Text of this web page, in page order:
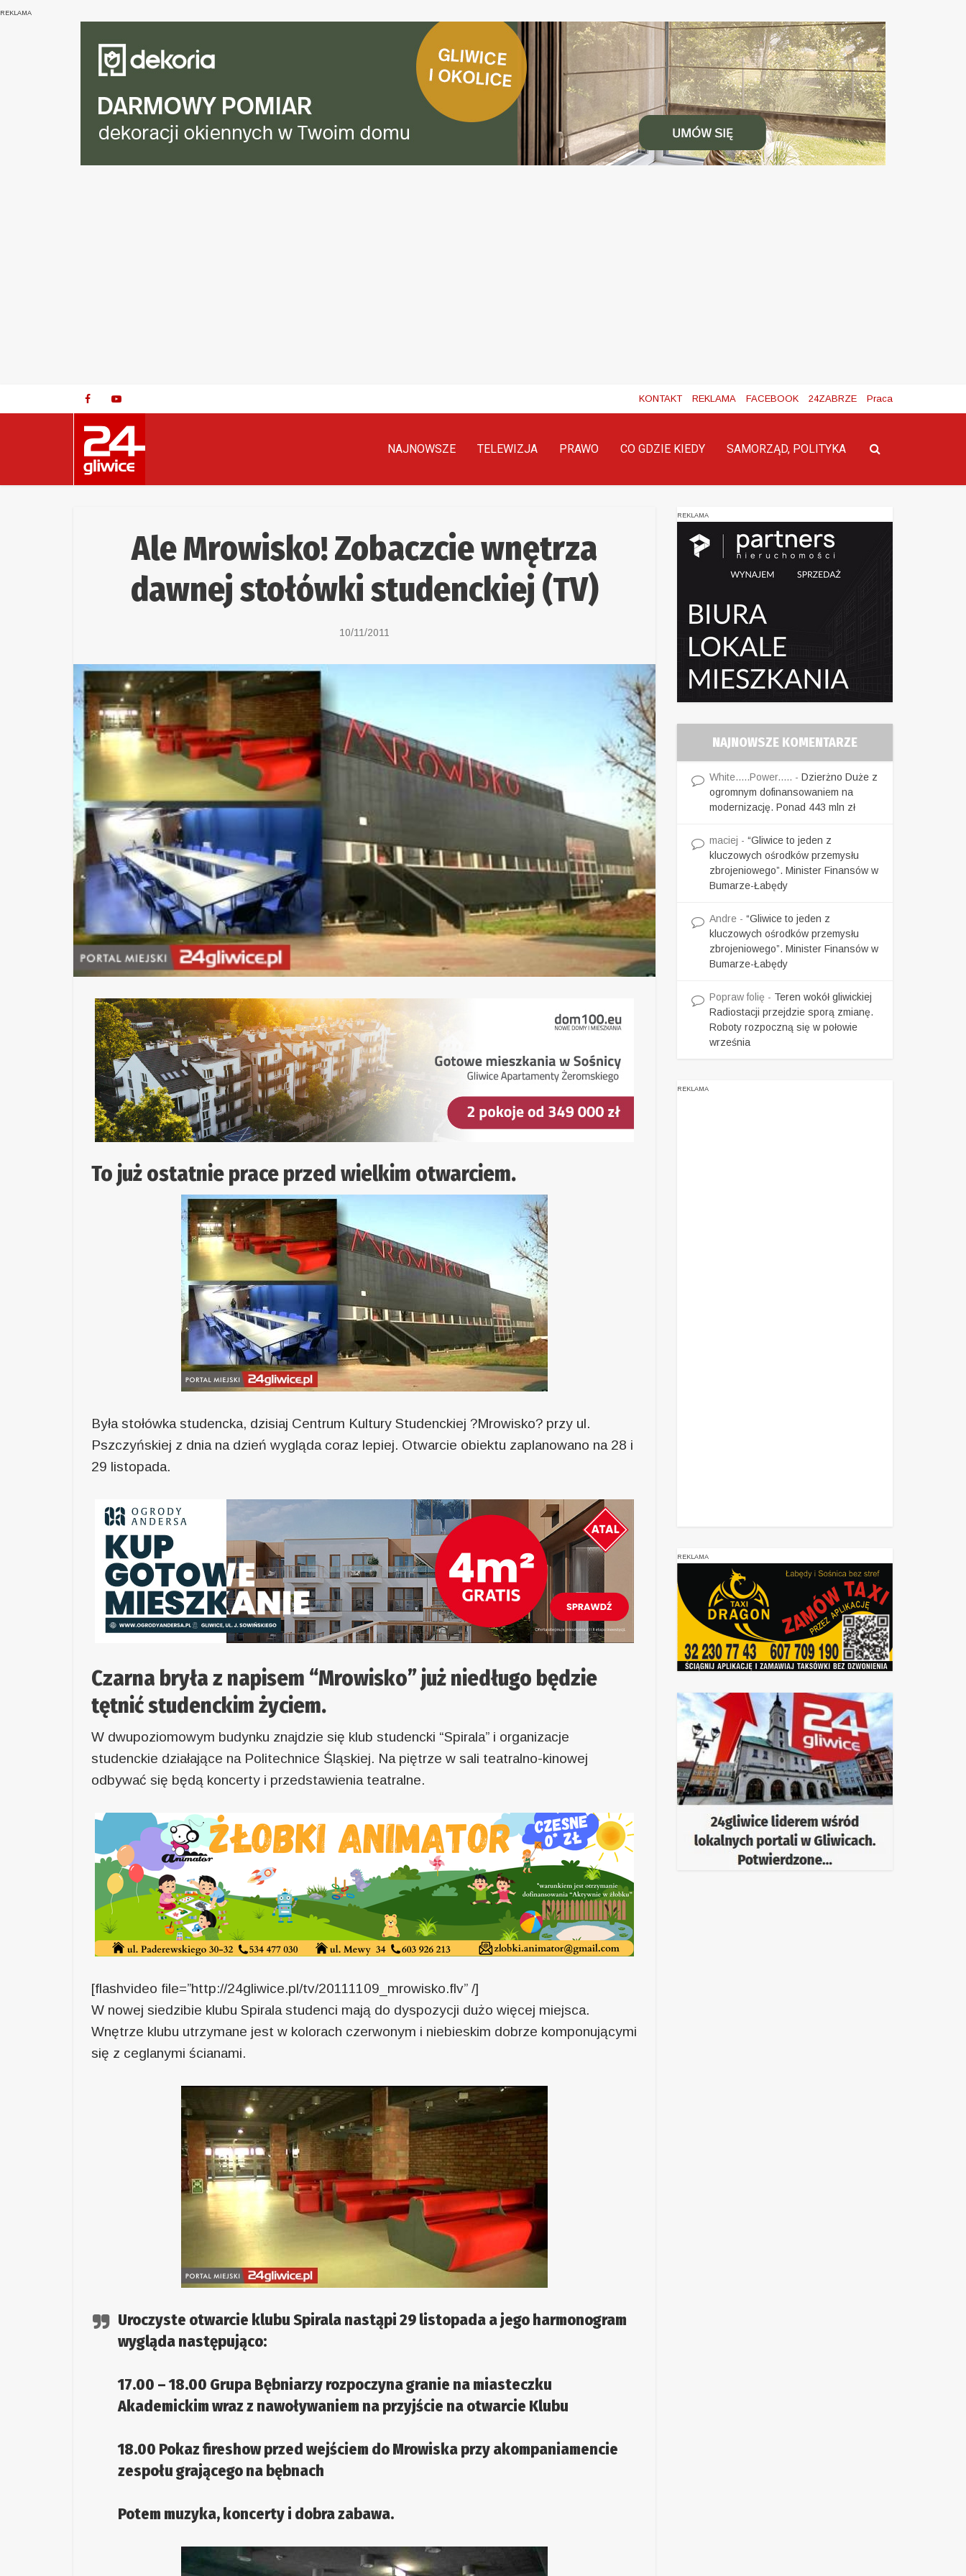
REKLAMA
KONTAKT REKLAMA FACEBOOK 24ZABRZE Praca
NAJNOWSZE TELEWIZJA PRAWO CO GDZIE KIEDY SAMORZĄD, POLITYKA
Ale Mrowisko! Zobaczcie wnętrza
dawnej stołówki studenckiej (TV)
10/11/2011
To już ostatnie prace przed wielkim otwarciem.
Była stołówka studencka, dzisiaj Centrum Kultury Studenckiej ?Mrowisko? przy ul.
Pszczyńskiej z dnia na dzień wygląda coraz lepiej. Otwarcie obiektu zaplanowano na 28 i
29 listopada.
Czarna bryła z napisem “Mrowisko” już niedługo będzie
tętnić studenckim życiem.
W dwupoziomowym budynku znajdzie się klub studencki “Spirala” i organizacje
studenckie działające na Politechnice Śląskiej. Na piętrze w sali teatralno-kinowej
odbywać się będą koncerty i przedstawienia teatralne.
[flashvideo file=”http://24gliwice.pl/tv/20111109_mrowisko.flv” /]
W nowej siedzibie klubu Spirala studenci mają do dyspozycji dużo więcej miejsca.
Wnętrze klubu utrzymane jest w kolorach czerwonym i niebieskim dobrze komponującymi
się z ceglanymi ścianami.
Uroczyste otwarcie klubu Spirala nastąpi 29 listopada a jego harmonogram
wygląda następująco:
17.00 – 18.00 Grupa Bębniarzy rozpoczyna granie na miasteczku
Akademickim wraz z nawoływaniem na przyjście na otwarcie Klubu
18.00 Pokaz fireshow przed wejściem do Mrowiska przy akompaniamencie
zespołu grającego na bębnach
Potem muzyka, koncerty i dobra zabawa.
REKLAMA
NAJNOWSZE KOMENTARZE
White.....Power..... - Dzierżno Duże z
ogromnym dofinansowaniem na
modernizację. Ponad 443 mln zł
maciej - “Gliwice to jeden z
kluczowych ośrodków przemysłu
zbrojeniowego”. Minister Finansów w
Bumarze-Łabędy
Andre - “Gliwice to jeden z
kluczowych ośrodków przemysłu
zbrojeniowego”. Minister Finansów w
Bumarze-Łabędy
Popraw folię - Teren wokół gliwickiej
Radiostacji przejdzie sporą zmianę.
Roboty rozpoczną się w połowie
września
REKLAMA
REKLAMA